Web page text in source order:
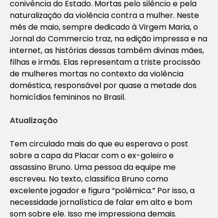
conivência do Estado. Mortas pelo silêncio e pela
naturalização da violência contra a mulher. Neste
mês de maio, sempre dedicado à Virgem Maria, o
Jornal do Commercio traz, na edição impressa e na
internet, as histórias dessas também divinas mães,
filhas e irmãs. Elas representam a triste procissão
de mulheres mortas no contexto da violência
doméstica, responsável por quase a metade dos
homicídios femininos no Brasil.
Atualização
Tem circulado mais do que eu esperava o post
sobre a capa da Placar com o ex-goleiro e
assassino Bruno. Uma pessoa da equipe me
escreveu. No texto, classifica Bruno como
excelente jogador e figura “polêmica.” Por isso, a
necessidade jornalística de falar em alto e bom
som sobre ele. Isso me impressiona demais.